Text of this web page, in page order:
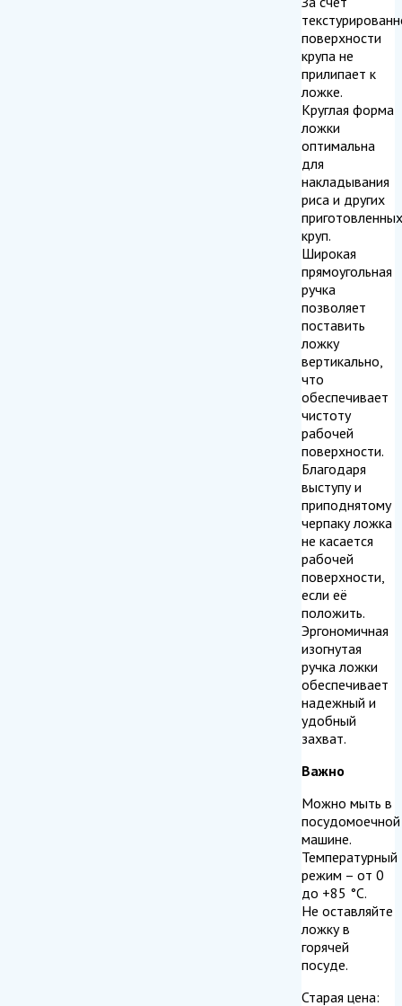
поверхности
крупа не
прилипает к
ложке.
Круглая форма
ложки
оптимальна
для
накладывания
риса и других
приготовленных
круп.
Широкая
прямоугольная
ручка
позволяет
поставить
ложку
вертикально,
что
обеспечивает
чистоту
рабочей
поверхности.
Благодаря
выступу и
приподнятому
черпаку ложка
не касается
рабочей
поверхности,
если её
положить.
Эргономичная
изогнутая
ручка ложки
обеспечивает
надежный и
удобный
захват.
Важно
Можно мыть в
посудомоечной
машине.
Температурный
режим – от 0
до +85 °C.
Не оставляйте
ложку в
горячей
посуде.
Старая цена: